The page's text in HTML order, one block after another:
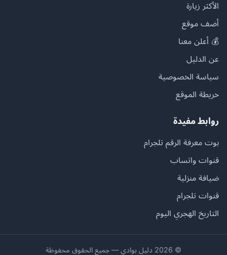
الأكثر زيارة
أضف موقع
💰 أعلن معنا
عن الدليل
سياسة الخصوصية
خريطة الموقع
روابط مفيدة
بوت معرفة الرقم تلجرام
قنوات واتساب
ضيافة منزلية
قنوات تلجرام
التاريخ الهجري اليوم
© 2026 دليل بوادي — جميع الحقوق محفوظة